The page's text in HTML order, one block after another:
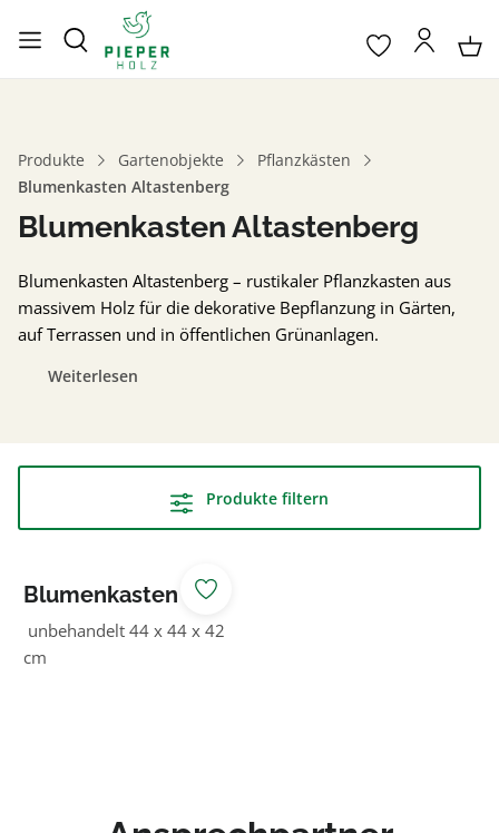
Produkte Gartenobjekte
Pflanzkästen
Blumenkasten Altastenberg
Blumenkasten Altastenberg
Blumenkasten Altastenberg – rustikaler Pflanzkasten aus
massivem Holz für die dekorative Bepflanzung in Gärten,
auf Terrassen und in öffentlichen Grünanlagen.
Weiterlesen
Produkte filtern
Blumenkasten
Altastenberg
unbehandelt 44 x 44 x 42
cm